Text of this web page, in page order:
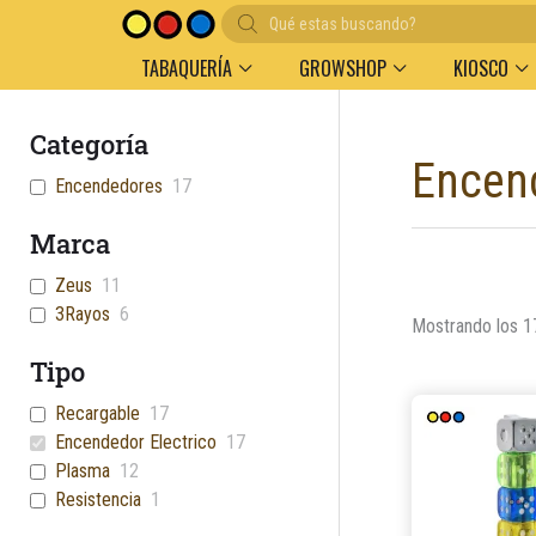
Búsqueda
de
productos
TABAQUERÍA GROWSHOP KIOSCO
Categoría
Encendedores 17
Marca
Zeus 11
3Rayos 6
Tipo
Recargable 17
Encendedor Electrico 17
Plasma 12
Resistencia 1
Mostrando los